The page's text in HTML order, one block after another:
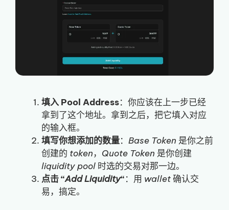
填入 Pool Address：你应该在上一步已经
拿到了这个地址。拿到之后，把它填入对应
的输入框。
填写你想添加的数量： Base Token 是你之前
创建的 token， Quote Token 是你创建
liquidity pool 时选的交易对那一边。
点击 “Add Liquidity“：用 wallet确认交
易，搞定。